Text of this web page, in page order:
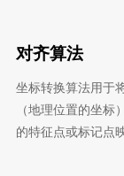
对齐算法
坐标转换算法用于
（地理位置的坐标
的特征点或标记点